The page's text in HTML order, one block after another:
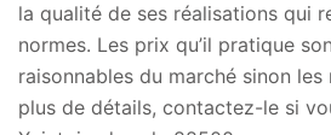
la qualité de ses réalisations qui
normes. Les prix qu’il pratique
raisonnables du marché sinon les
plus de détails, contactez-le si